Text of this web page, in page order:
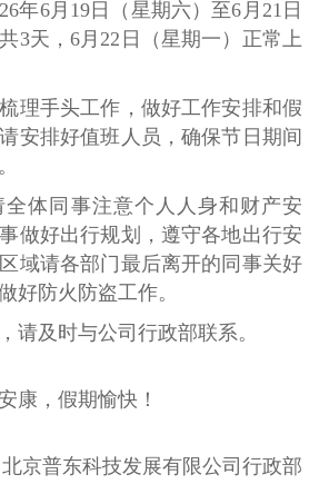
年6月19日（星期六）至6月21日
3天，6月22日（星期一）正常上
理手头工作，做好工作安排和假
安排好值班人员，确保节日期间
体同事注意个人人身和财产安
做好出行规划，遵守各地出行安
域请各部门最后离开的同事关好
好防火防盗工作。
请及时与公司行政部联系。
康，假期愉快！
北京普东科技发展有限公司行政部